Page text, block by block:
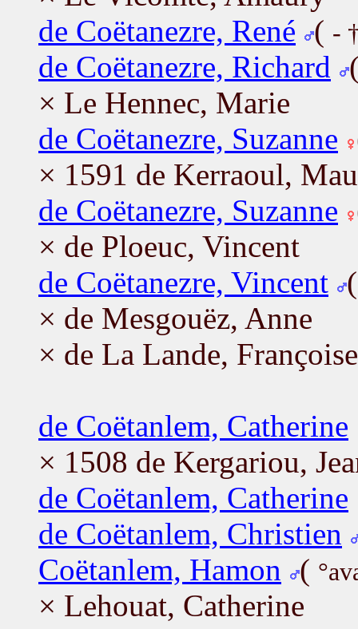
de Coëtanezre, René ( -
de Coëtanezre, Richard
× Le Hennec, Marie
de Coëtanezre, Suzanne
× 1591 de Kerraoul,
de Coëtanezre, Suzanne
× de Ploeuc, Vincent
de Coëtanezre, Vincent
× de Mesgouëz, Anne
× de La Lande, Françoise
de Coëtanlem, Catherine
× 1508 de Kergariou,
de Coëtanlem, Catherine
de Coëtanlem, Christien
Coëtanlem, Hamon
(
× Lehouat, Catherine